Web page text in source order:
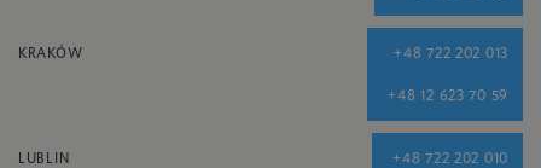
KRAKÓW +48 722 202 013
+48 12 623 70 59
LUBLIN +48 722 202 010